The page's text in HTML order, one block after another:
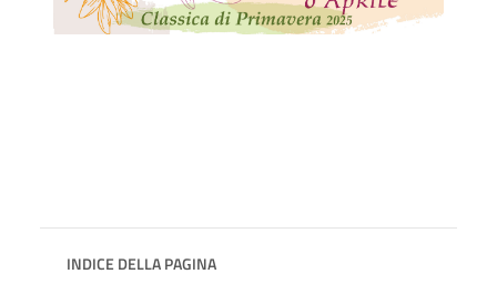
INDICE DELLA PAGINA